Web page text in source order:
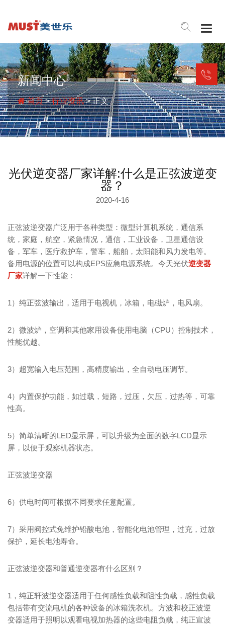
新闻中心
首页>行业资讯> 正文
光伏逆变器厂家详解:什么是正弦波逆变
器？
2020-4-16
正弦波逆变器广泛用于各种类型：微型计算机系统，通信系
统，家庭，航空，紧急情况，通信，工业设备，卫星通信设
备，军车，医疗救护车，警车，船舶，太阳能和风力发电等。
备用电源的位置可以构成EPS应急电源系统。今天光伏逆变器
厂家详解一下性能：
1）纯正弦波输出，适用于电视机，冰箱，电磁炉，电风扇。
2）微波炉，空调和其他家用设备使用电脑（CPU）控制技术，
性能优越。
3）超宽输入电压范围，高精度输出，全自动电压调节。
4）内置保护功能，如过载，短路，过压，欠压，过热等，可靠
性高。
5）简单清晰的LED显示屏，可以升级为全面的数字LCD显示
屏，以便于观察机器状态。
正弦波逆变器
6）供电时间可根据不同要求任意配置。
7）采用阀控式免维护铅酸电池，智能化电池管理，过充，过放
保护，延长电池寿命。
正弦波逆变器和普通逆变器有什么区别？
1，纯正轩波逆变器适用于任何感性负载和阻性负载，感性负载
包括带有交流电机的各种设备的冰箱洗衣机。方波和校正波逆
变器适用于照明以观看电视加热器的这些电阻负载，纯正宣波